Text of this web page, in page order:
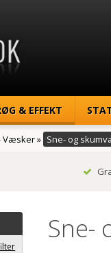
& EFFEKT
Væsker» Sne- og
Sne-